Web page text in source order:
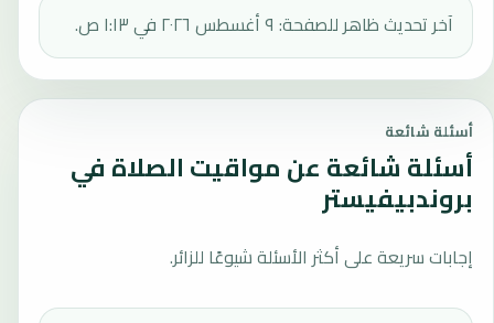
آخر تحديث ظاهر للصفحة: ٩ أغسطس ٢٠٢٦ في ١:١٣ ص.
أسئلة شائعة
أسئلة شائعة عن مواقيت الصلاة في
بروندبيفيستر
إجابات سريعة على أكثر الأسئلة شيوعًا للزائر.